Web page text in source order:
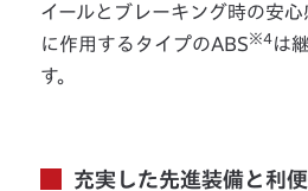
イールとブレーキング時の安
に作用するタイプのABS※4は
す。
充実した先進装備と利